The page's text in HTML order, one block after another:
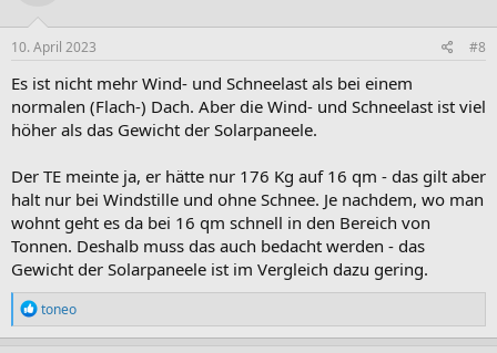
10. April 2023 #8
Es ist nicht mehr Wind- und Schneelast als bei einem
normalen (Flach-) Dach. Aber die Wind- und Schneelast ist viel
höher als das Gewicht der Solarpaneele.
Der TE meinte ja, er hätte nur 176 Kg auf 16 qm - das gilt aber
halt nur bei Windstille und ohne Schnee. Je nachdem, wo man
wohnt geht es da bei 16 qm schnell in den Bereich von
Tonnen. Deshalb muss das auch bedacht werden - das
Gewicht der Solarpaneele ist im Vergleich dazu gering.
R
e
a
toneo